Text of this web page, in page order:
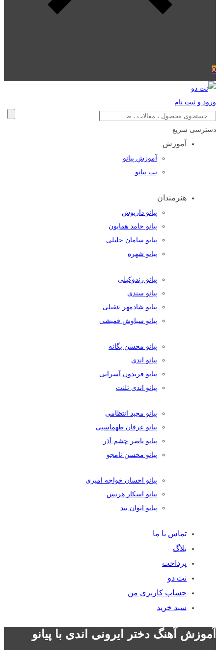
0
ورود و ثبت نام
دسترسی سریع
آموزش
آموزش پیانو
نت پیانو
هنرمندان
پیانو داریوش
پیانو حامد همایون
پیانو سامان جلیلی
پیانو شهره
پیانو زندوکیلی
پیانو سندی
پیانو شادمهر عقیلی
پیانو سیاوش قمیشی
پیانو محسن یگانه
پیانو اندی
پیانو فریدون آسرایی
پیانو اندی تلنت
پیانو مجید انتظامی
پیانو عرفان طهماسبی
پیانو ناصر چشم آذر
پیانو محسن نامجو
پیانو احسان خواجه امیری
پیانو اسکار هریس
پیانو ایوان بند
تماس با ما
بلاگ
پرداخت
نت دو
حساب کاربری من
سبد خرید
آموزش آهنگ دختر ایرونی اندی با پیانو